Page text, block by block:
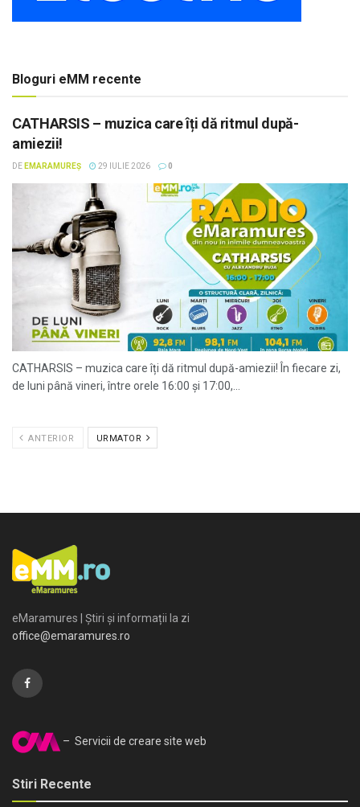
Bloguri eMM recente
CATHARSIS – muzica care îți dă ritmul după-
amiezii!
DE EMARAMUREȘ 29 IULIE 2026 0
CATHARSIS – muzica care îți dă ritmul după-amiezii! În fiecare zi,
de luni până vineri, între orele 16:00 și 17:00,...
ANTERIOR URMATOR
eMaramures | Știri și informații la zi
office@emaramures.ro
– Servicii de creare site web
Stiri Recente